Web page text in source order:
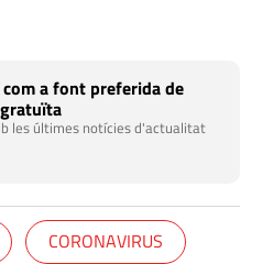
com a font preferida de
les últimes notícies d'actualitat
CORONAVIRUS